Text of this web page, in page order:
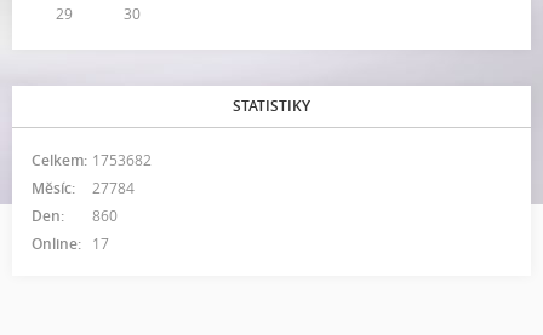
29
30
STATISTIKY
Online: 17
Celkem: 1753682
Měsíc:
27784
Den:
860